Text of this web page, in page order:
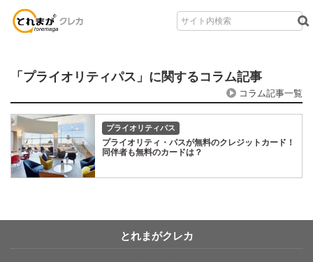
「プライオリティパス」に関するコラム記事
コラム記事一覧
プライオリティパス
プライオリティ・パスが無料のクレジットカード！
同伴者も無料のカードは？
とれまがクレカ